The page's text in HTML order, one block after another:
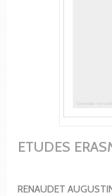
ETUDES
RENAUDET